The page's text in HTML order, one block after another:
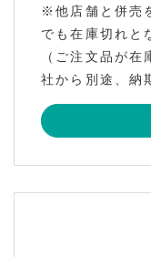
※他店舗と併売
でも在庫切れと
（ご注文品が
社から別途、納